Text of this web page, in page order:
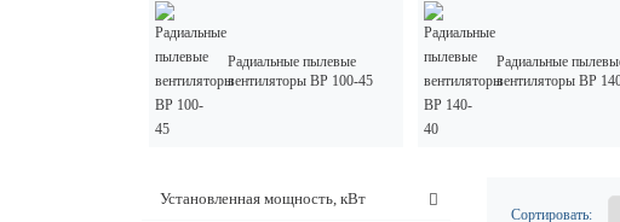
Радиальные пылевые
вентиляторы ВР 100-45
Радиальные
вентиляторы ВР
Установленная мощность, кВт
Сортировать: